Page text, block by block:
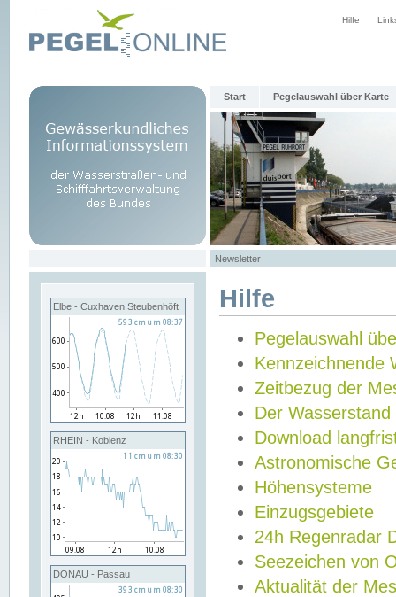
Hilfe
Start Pegelauswahl über Karte
Newsletter
Elbe - Cuxhaven Steubenhöft
RHEIN - Koblenz
DONAU - Passau
Hilfe
Pegelauswahl
Kennzeichnende
Zeitbezug der
Der Wasserstand
Download
Astronomische
Höhensysteme
Einzugsgebiete
24h Regenradar
Seezeichen von
Aktualität der